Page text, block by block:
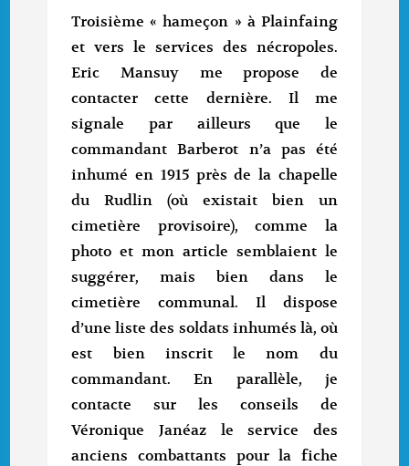
Troisième « hameçon » à Plainfaing
et vers le services des nécropoles.
Eric Mansuy me propose de
contacter cette dernière. Il me
signale par ailleurs que le
commandant Barberot n’a pas été
inhumé en 1915 près de la chapelle
du Rudlin (où existait bien un
cimetière provisoire), comme la
photo et mon article semblaient le
suggérer, mais bien dans le
cimetière communal. Il dispose
d’une liste des soldats inhumés là, où
est bien inscrit le nom du
commandant. En parallèle, je
contacte sur les conseils de
Véronique Janéaz le service des
anciens combattants pour la fiche